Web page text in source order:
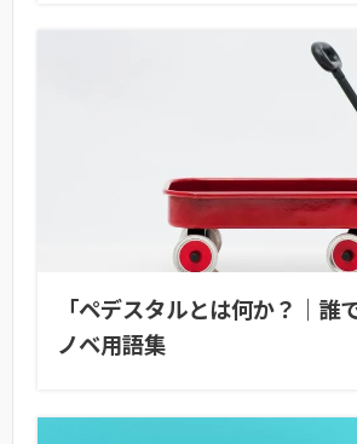
「ペデスタルとは何か？｜誰
ノベ用語集